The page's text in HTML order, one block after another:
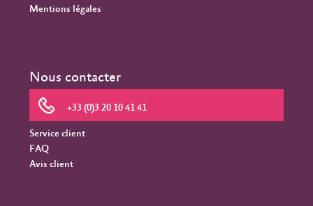
Mentions légales
Nous contacter
+33 (0)3 20 10 41 41
Service client
FAQ
Avis client